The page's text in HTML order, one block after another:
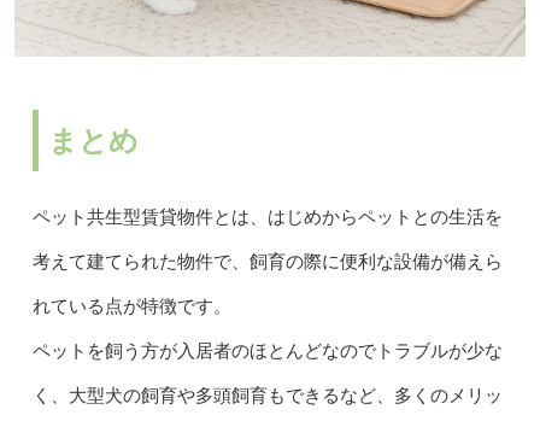
まとめ
ペット共生型賃貸物件とは、はじめからペットとの生活を
考えて建てられた物件で、飼育の際に便利な設備が備えら
れている点が特徴です。
ペットを飼う方が入居者のほとんどなのでトラブルが少な
く、大型犬の飼育や多頭飼育もできるなど、多くのメリッ